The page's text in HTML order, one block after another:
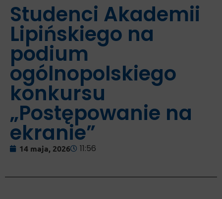
Studenci Akademii
Lipińskiego na
podium
ogólnopolskiego
konkursu
„Postępowanie na
ekranie”
14 maja, 2026 11:56